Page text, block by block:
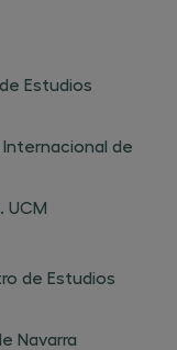
Estudios
de
UCM
de Estudios
Navarra